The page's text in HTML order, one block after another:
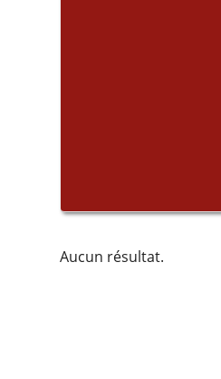
Aucun résultat.